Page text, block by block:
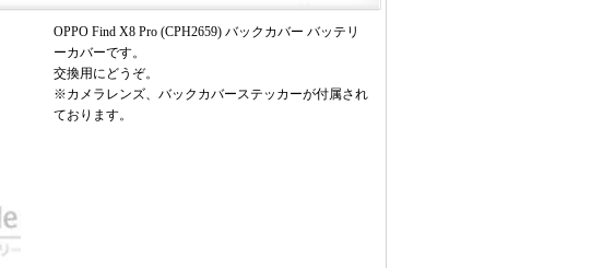
OPPO Find X8 Pro (CPH2659) バックカバー バッテリ
ーカバーです。
交換用にどうぞ。
※カメラレンズ、バックカバーステッカーが付属され
ております。